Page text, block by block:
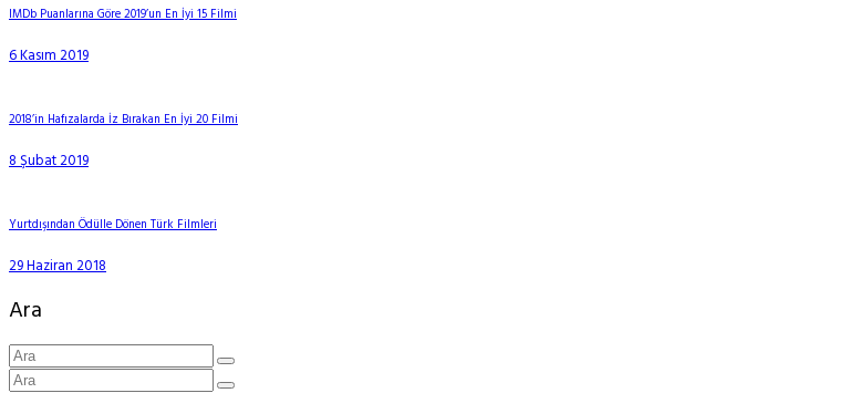
IMDb Puanlarına Göre 2019’un En İyi 15 Filmi
6 Kasım 2019
2018’in Hafızalarda İz Bırakan En İyi 20 Filmi
8 Şubat 2019
Yurtdışından Ödülle Dönen Türk Filmleri
29 Haziran 2018
Ara